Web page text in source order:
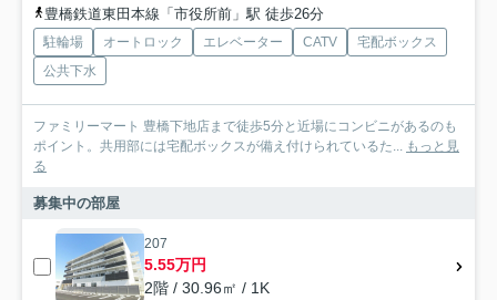
豊橋鉄道東田本線「市役所前」駅 徒歩26分
駐輪場 オートロック エレベーター CATV
宅配ボックス
公共下水
ファミリーマート 豊橋下地店まで徒歩5分と近場にコンビニがあるのも
ポイント。共用部には宅配ボックスが備え付けられているた... もっと見
る
募集中の部屋
207
5.55万円
2階 / 30.96㎡ / 1K